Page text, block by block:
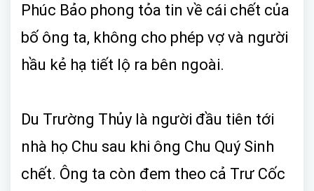
Phúc Bảo phong tỏa tin về cái chết của
bố ông ta, không cho phép vợ và người
hầu kẻ hạ tiết lộ ra bên ngoài.
Du Trường Thủy là người đầu tiên tới
nhà họ Chu sau khi ông Chu Quý Sinh
chết. Ông ta còn đem theo cả Trư Cốc